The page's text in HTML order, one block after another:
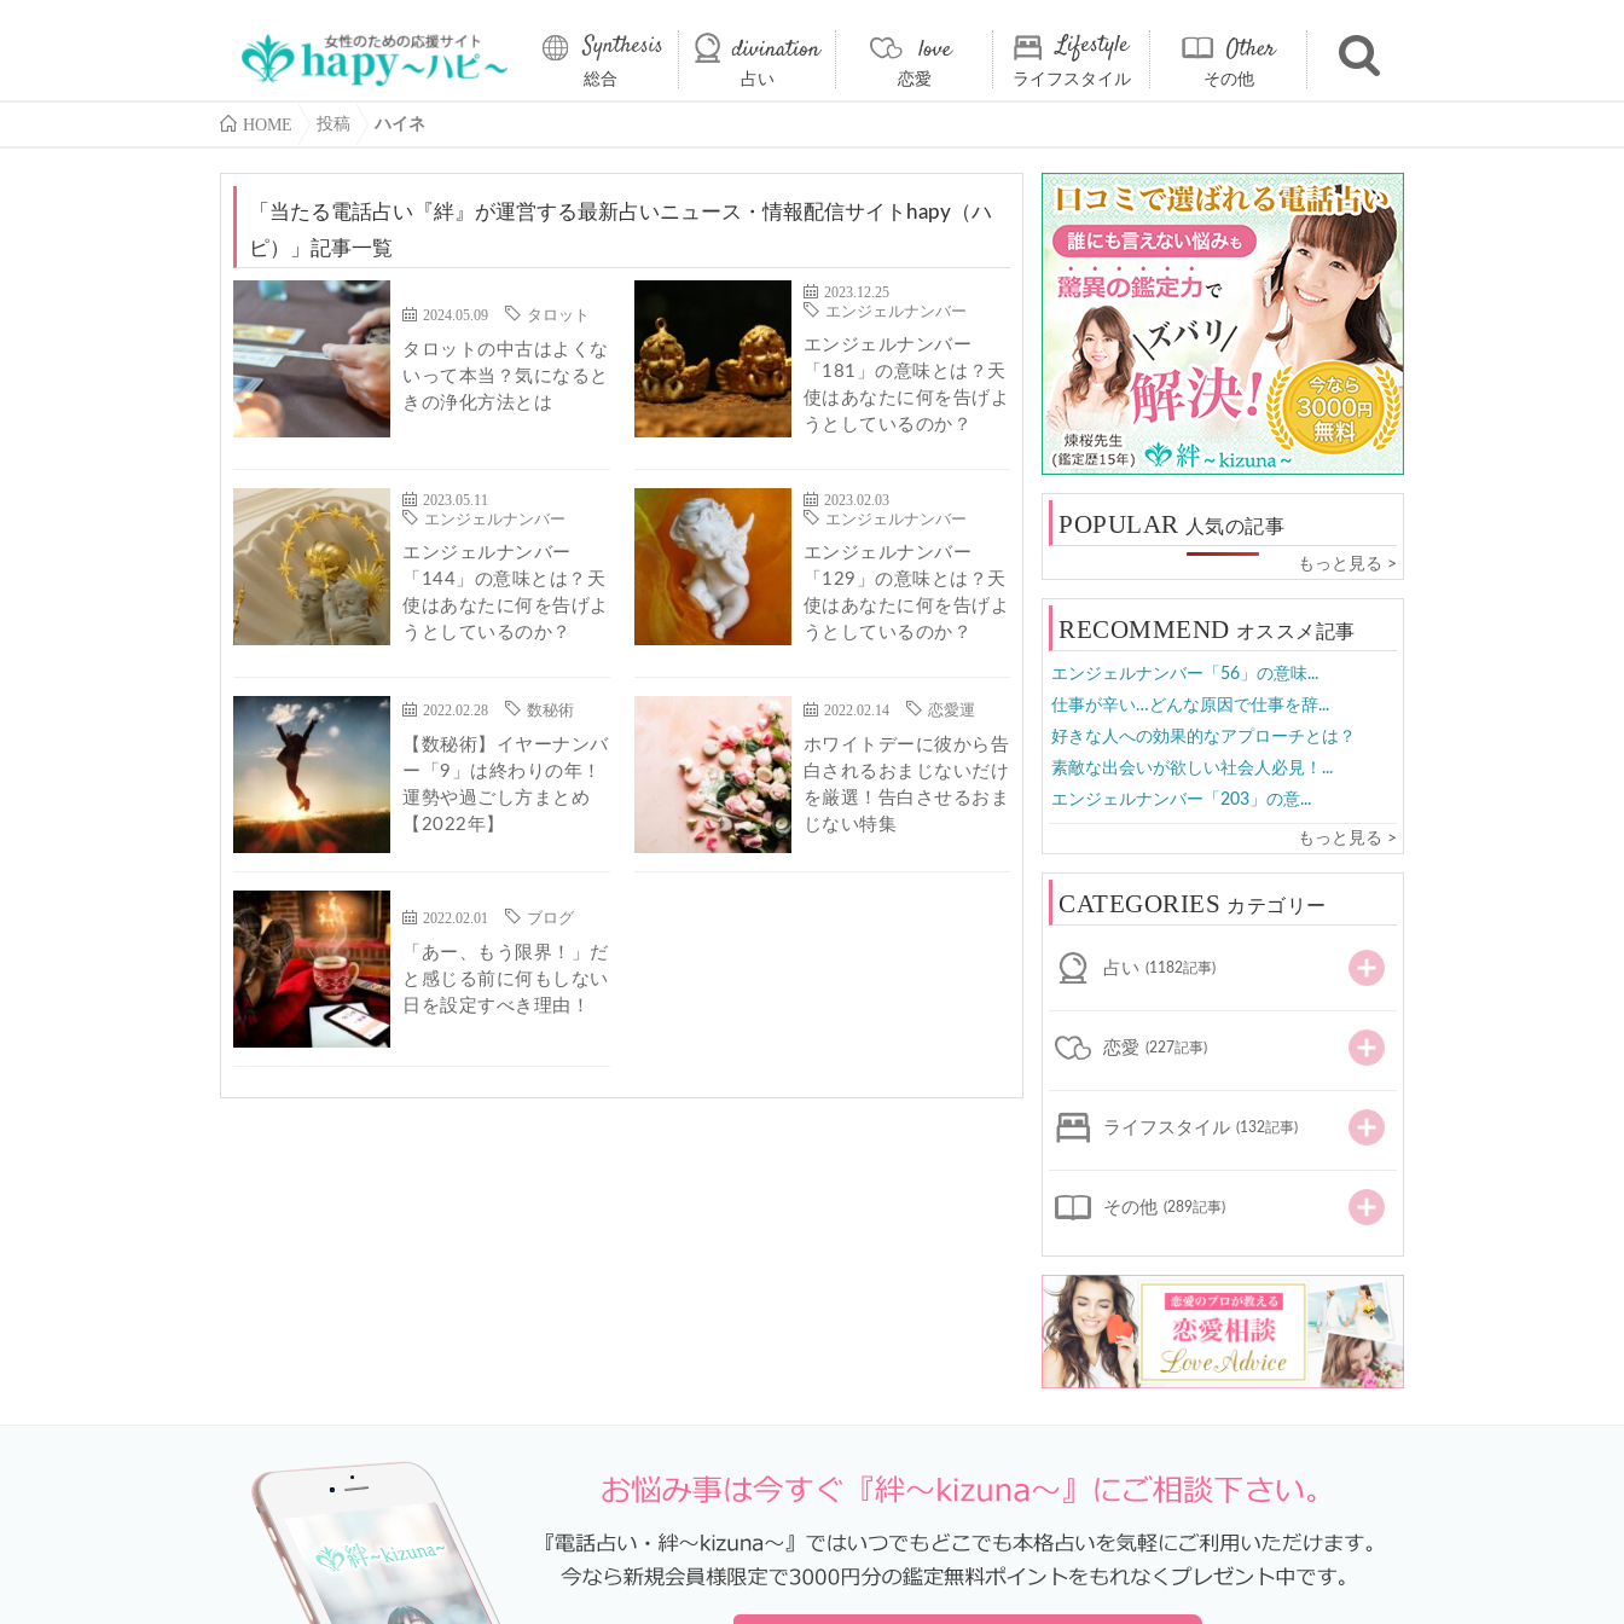
総合 占い 恋愛 ライフスタイル その他
HOME 投稿 ハイネ
「 当たる電話占い『絆』が運営する最新占いニュース・情報配信サイトhapy（ハ
ピ）
」記事一覧
2024.05.09 タロット
タロットの中古はよくな
いって本当？気になると
きの浄化方法とは
2023.12.25
エンジェルナンバー
エンジェルナンバー
「181」の意味とは？天
使はあなたに何を告げよ
うとしているのか？
2023.05.11
エンジェルナンバー
エンジェルナンバー
「144」の意味とは？天
使はあなたに何を告げよ
うとしているのか？
2023.02.03
エンジェルナンバー
エンジェルナンバー
「129」の意味とは？天
使はあなたに何を告げよ
うとしているのか？
2022.02.28 数秘術
【数秘術】イヤーナンバ
ー「9」は終わりの年！
運勢や過ごし方まとめ
【2022年】
2022.02.14 恋愛運
ホワイトデーに彼から告
白されるおまじないだけ
を厳選！告白させるおま
じない特集
2022.02.01 ブログ
「あー、もう限界！」だ
と感じる前に何もしない
日を設定すべき理由！
POPULAR 人気の記事
もっと見る >
RECOMMEND オススメ記事
エンジェルナンバー「56」の意味...
仕事が辛い…どんな原因で仕事を辞...
好きな人への効果的なアプローチとは？
素敵な出会いが欲しい社会人必見！...
エンジェルナンバー「203」の意...
もっと見る >
CATEGORIES カテゴリー
占い (1182記事)
恋愛 (227記事)
ライフスタイル (132記事)
その他 (289記事)